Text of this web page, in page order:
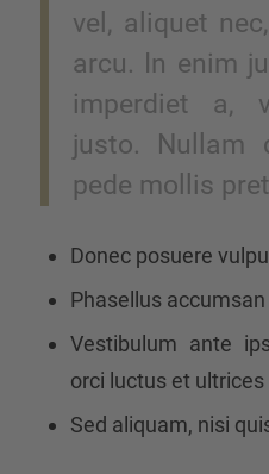
vel, aliquet
arcu. In enim
imperdiet a,
justo. Nullam
pede mollis
Donec posuere
Phasellus
Vestibulum ante
orci luctus et
Sed aliquam, nisi